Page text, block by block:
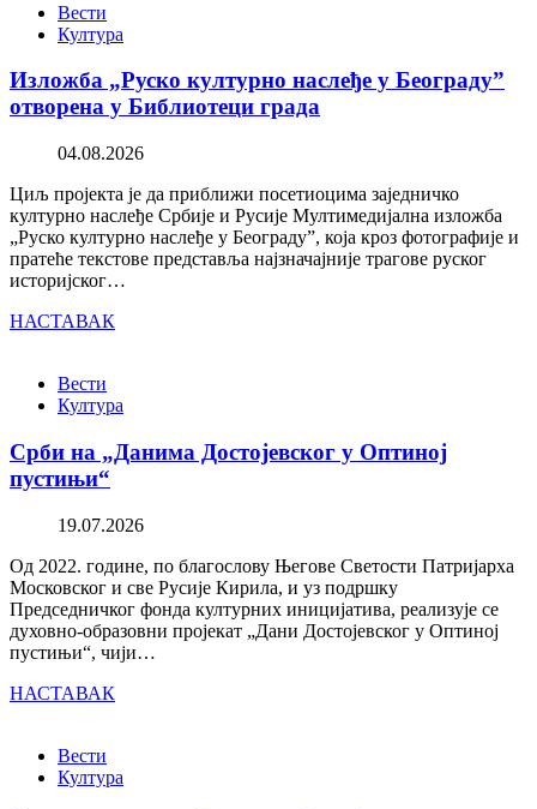
Вести
Култура
Изложба „Руско културно наслеђе у Београду”
отворена у Библиотеци града
04.08.2026
Циљ пројекта је да приближи посетиоцима заједничко
културно наслеђе Србије и Русије Мултимедијална изложба
„Руско културно наслеђе у Београду”, која кроз фотографије и
пратеће текстове представља најзначајније трагове руског
историјског…
НАСТАВАК
Вести
Култура
Срби на „Данима Достојевског у Оптиној
пустињи“
19.07.2026
Од 2022. године, по благослову Његове Светости Патријарха
Московског и све Русије Кирила, и уз подршку
Председничког фонда културних иницијатива, реализује се
духовно-образовни пројекат „Дани Достојевског у Оптиној
пустињи“, чији…
НАСТАВАК
Вести
Култура